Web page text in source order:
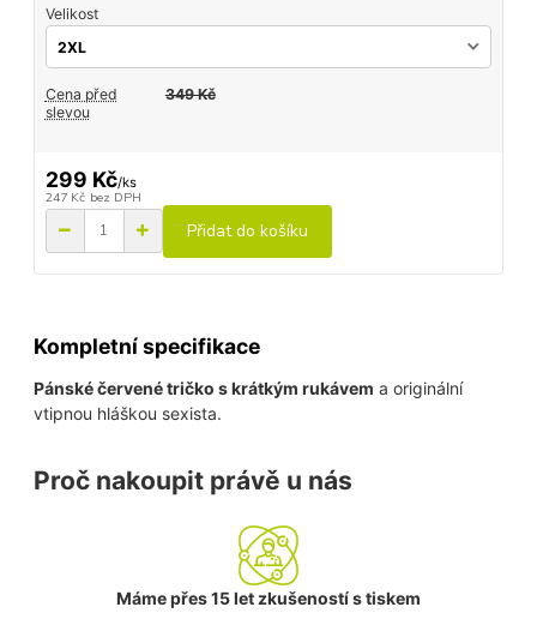
Velikost
Cena před
slevou
349 Kč
299 Kč/ks
247 Kč bez DPH
Přidat do košíku
Kompletní specifikace
Pánské červené tričko s krátkým rukávem a originální
vtipnou hláškou sexista.
Proč nakoupit právě u nás
Máme přes 15 let zkušeností s tiskem